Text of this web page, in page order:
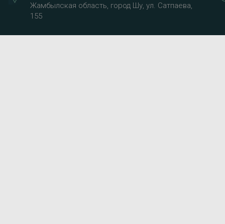
Жамбылская область, город Шу, ул. Сатпаева,
155